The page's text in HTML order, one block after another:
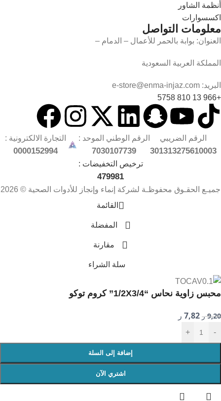
أنظمة الشاور
اكسسوارات
معلومات التواصل
العنوان: بوابة بالحمر للأعمال – الدمام –
المملكة العربية السعودية
البريد: e-store@enma-injaz.com
+966 13 810 5758
الرقم الضريبي
301313275610003
الرقم الوطني الموحد :
7030107739
التجارة الالكترونية :
0000152994
ترخيص التخفيضات :
479981
جميـع الحقـوق محفوظـة لشركة إنماء وإنجاز للأدوات الصحية © 2026
القائمة
المفضلة
مقارنة
سلة الشراء
محبس زاوية نحاس “1/2X3/4” كروم توكو
9,20 ر 7,82 ر
-
+
إضافة إلى السلة
اشتري الآن